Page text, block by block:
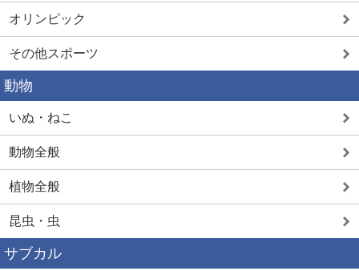
オリンピック
その他スポーツ
動物
いぬ・ねこ
動物全般
植物全般
昆虫・虫
サブカル